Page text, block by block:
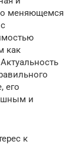
меняющемся
как
его
и
к